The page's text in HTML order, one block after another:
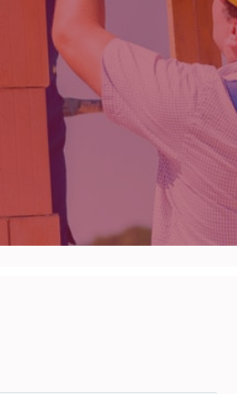
plus haut des eaux maritimes.
août 07, 2015
LIRE LA SUITE